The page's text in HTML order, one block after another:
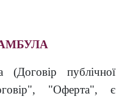
публічної
"Оферта", є